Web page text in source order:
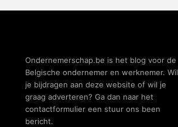
Ondernemerschap.be is het blog voor de
Belgische ondernemer en werknemer. Wil
je bijdragen aan deze website of wil je
graag adverteren? Ga dan naar het
contactformulier een stuur ons been
bericht.